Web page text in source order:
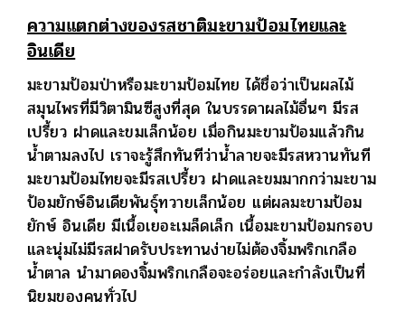
ความแตกต่างของรสชาติมะขามป้อมไทยและ
อินเดีย
มะขามป้อมป่าหรือมะขามป้อมไทย ได้ชื่อว่าเป็นผลไม้
สมุนไพรที่มีวิตามินซีสูงที่สุด ในบรรดาผลไม้อื่นๆ มีรส
เปรี้ยว ฝาดและขมเล็กน้อย เมื่อกินมะขามป้อมแล้วกิน
น้ำตามลงไป เราจะรู้สึกทันทีว่าน้ำลายจะมีรสหวานทันที
มะขามป้อมไทยจะมีรสเปรี้ยว ฝาดและขมมากกว่ามะขาม
ป้อมยักษ์อินเดียพันธุ์ทวายเล็กน้อย แต่ผลมะขามป้อม
ยักษ์ อินเดีย มีเนื้อเยอะเมล็ดเล็ก เนื้อมะขามป้อมกรอบ
และนุ่มไม่มีรสฝาดรับประทานง่ายไม่ต้องจิ้มพริกเกลือ
น้ำตาล นำมาดองจิ้มพริกเกลือจะอร่อยและกำลังเป็นที่
นิยมของคนทั่วไป